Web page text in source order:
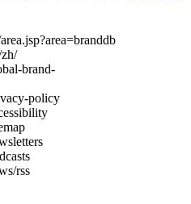
brand-
policy
rss